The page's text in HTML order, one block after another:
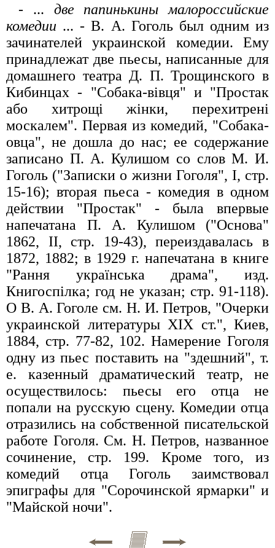
- ... две папинькины малороссийские
комедии ... - В. А. Гоголь был одним из
зачинателей украинской комедии. Ему
принадлежат две пьесы, написанные для
домашнего театра Д. П. Трощинского в
Кибинцах - "Собака-вівця" и "Простак
або хитрощі жінки, перехитрені
москалем". Первая из комедий, "Собака-
овца", не дошла до нас; ее содержание
записано П. А. Кулишом со слов М. И.
Гоголь ("Записки о жизни Гоголя", I, стр.
15-16); вторая пьеса - комедия в одном
действии "Простак" - была впервые
напечатана П. А. Кулишом ("Основа"
1862, II, стр. 19-43), переиздавалась в
1872, 1882; в 1929 г. напечатана в книге
"Рання українська драма", изд.
Книгоспілка; год не указан; стр. 91-118).
О В. А. Гоголе см. Н. И. Петров, "Очерки
украинской литературы XIX ст.", Киев,
1884, стр. 77-82, 102. Намерение Гоголя
одну из пьес поставить на "здешний", т.
е. казенный драматический театр, не
осуществилось: пьесы его отца не
попали на русскую сцену. Комедии отца
отразились на собственной писательской
работе Гоголя. См. Н. Петров, названное
сочинение, стр. 199. Кроме того, из
комедий отца Гоголь заимствовал
эпиграфы для "Сорочинской ярмарки" и
"Майской ночи".